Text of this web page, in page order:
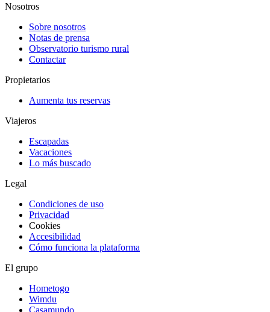
Nosotros
Sobre nosotros
Notas de prensa
Observatorio turismo rural
Contactar
Propietarios
Aumenta tus reservas
Viajeros
Escapadas
Vacaciones
Lo más buscado
Legal
Condiciones de uso
Privacidad
Cookies
Accesibilidad
Cómo funciona la plataforma
El grupo
Hometogo
Wimdu
Casamundo